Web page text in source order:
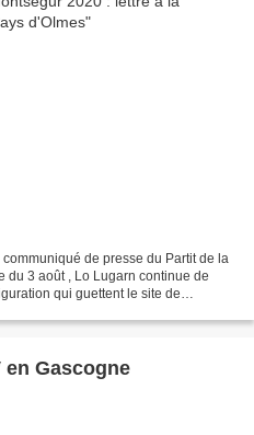
de presse du Partit de la
du 3 août , Lo Lugarn continue de
qui guettent le site de
Gascogne